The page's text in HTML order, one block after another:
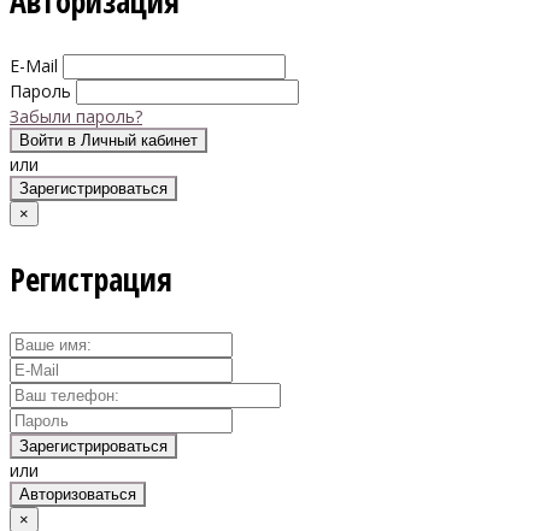
E-Mail
Пароль
Забыли пароль?
Войти в Личный кабинет
или
Зарегистрироваться
×
Регистрация
Зарегистрироваться
или
Авторизоваться
×